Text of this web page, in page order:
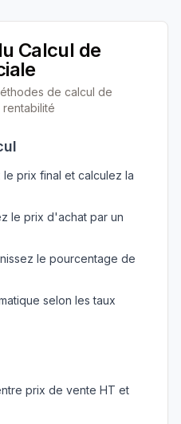
Calcul de
de calcul de
le prix final et calculez la
le prix d'achat par un
le pourcentage de
selon les taux
prix de vente HT et